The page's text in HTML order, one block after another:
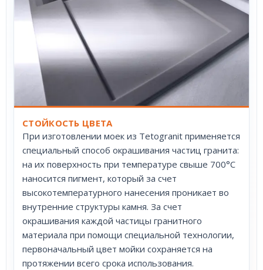
СТОЙКОСТЬ ЦВЕТА
При изготовлении моек из Tetogranit применяется
специальный способ окрашивания частиц гранита:
на их поверхность при температуре свыше 700°С
наносится пигмент, который за счет
высокотемпературного нанесения проникает во
внутренние структуры камня. За счет
окрашивания каждой частицы гранитного
материала при помощи специальной технологии,
первоначальный цвет мойки сохраняется на
протяжении всего срока использования.